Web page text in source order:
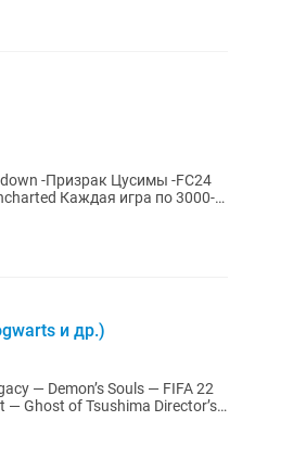
и др.)
Ghost of Tsushima Director’s